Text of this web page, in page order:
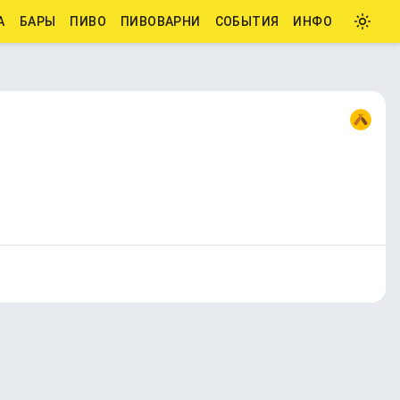
БАРЫ ПИВО ПИВОВАРНИ СОБЫТИЯ ИНФО